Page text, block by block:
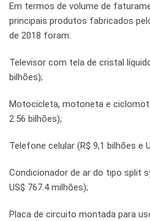
Em termos de volume de
principais produtos fabricados
de 2018 foram:
Televisor com tela de cristal
bilhões);
Motocicleta, motoneta e
2.56 bilhões);
Telefone celular (R$ 9,1 bilhões e
Condicionador de ar do tipo split
US$ 767.4 milhões);
Placa de circuito montada para